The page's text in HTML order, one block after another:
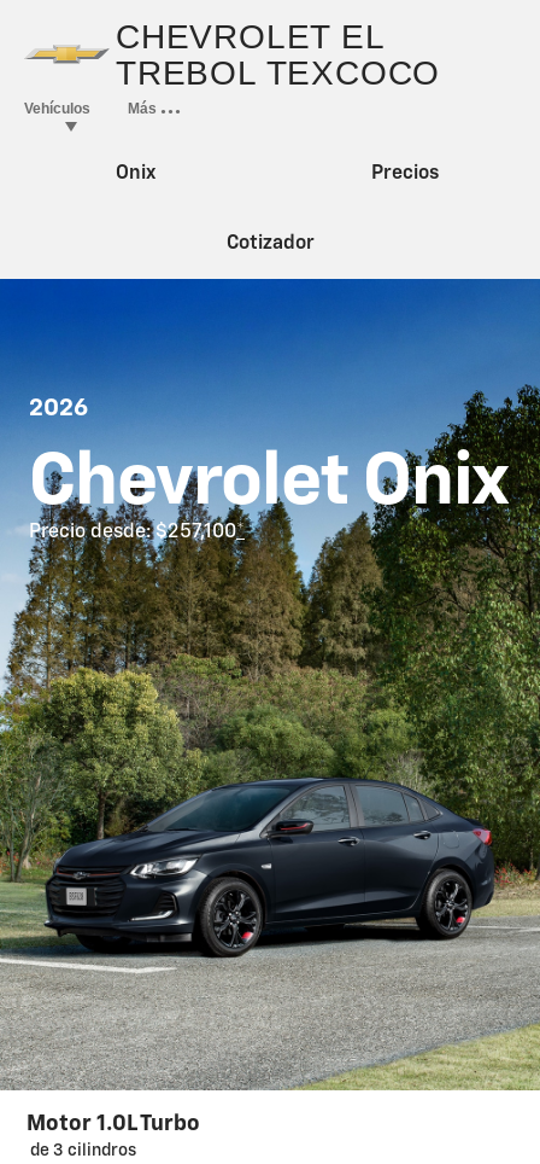
Onix Precios
Cotizador
2026
Chevrolet Onix
Precio desde: $257,100*
Motor 1.0L Turbo
de 3 cilindros